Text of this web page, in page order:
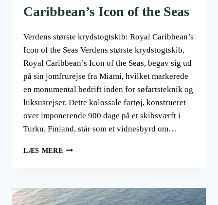
Caribbean’s Icon of the Seas
Verdens største krydstogtskib: Royal Caribbean’s
Icon of the Seas Verdens største krydstogtskib,
Royal Caribbean’s Icon of the Seas, begav sig ud
på sin jomfrurejse fra Miami, hvilket markerede
en monumental bedrift inden for søfartsteknik og
luksusrejser. Dette kolossale fartøj, konstrueret
over imponerende 900 dage på et skibsværft i
Turku, Finland, står som et vidnesbyrd om…
LÆS MERE VERDENS
CARIBBEAN’S
ICON